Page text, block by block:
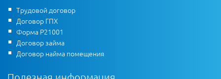
Трудовой договор
Договор ГПХ
Форма Р21001
Договор займа
Договор найма помещения